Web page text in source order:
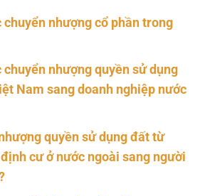
chuyển nhượng cổ phần trong
chuyển nhượng quyền sử dụng
Nam sang doanh nghiệp nước
quyền sử dụng đất từ
cư ở nước ngoài sang người